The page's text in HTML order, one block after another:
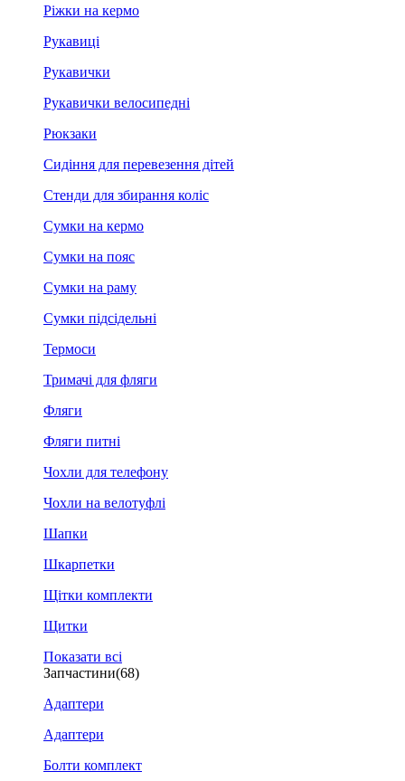
Ріжки на кермо
Рукавиці
Рукавички
Рукавички велосипедні
Рюкзаки
Сидіння для перевезення дітей
Стенди для збирання коліс
Сумки на кермо
Сумки на пояс
Сумки на раму
Сумки підсідельні
Термоси
Тримачі для фляги
Фляги
Фляги питні
Чохли для телефону
Чохли на велотуфлі
Шапки
Шкарпетки
Щітки комплекти
Щитки
Показати всі
Запчастини(68)
Адаптери
Адаптери
Болти комплект